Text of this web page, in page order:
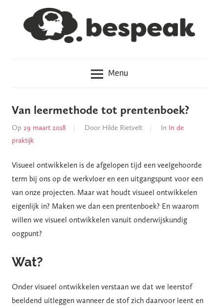
je
hoofd?
Menu
Van leermethode tot prentenboek?
Op 29 maart 2018 Door Hilde Rietvelt In In de
praktijk
Visueel ontwikkelen is de afgelopen tijd een veelgehoorde
term bij ons op de werkvloer en een uitgangspunt voor een
van onze projecten. Maar wat houdt visueel ontwikkelen
eigenlijk in? Maken we dan een prentenboek? En waarom
willen we visueel ontwikkelen vanuit onderwijskundig
oogpunt?
Wat?
Onder visueel ontwikkelen verstaan we dat we leerstof
beeldend uitleggen wanneer de stof zich daarvoor leent en